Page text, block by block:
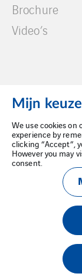
Brochure
Video’s
Wettelijke
Privacybeleid
Cookiebeleid
Mijn
We use cookies on
experience by
clicking “Accept”,
However you may
consent.